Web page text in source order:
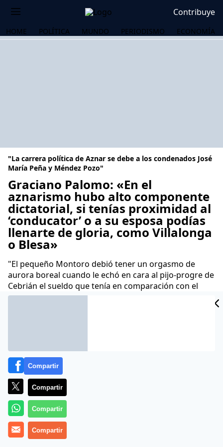
Contribuye
HOME POLÍTICA MUNDO PERIODISMO ECONOMÍA
"La carrera política de Aznar se debe a los condenados José
María Peña y Méndez Pozo"
Graciano Palomo: «En el
aznarismo hubo alto componente
dictatorial, si tenías proximidad al
‘conducator’ o a su esposa podías
llenarte de gloria, como Villalonga
o Blesa»
"El pequeño Montoro debió tener un orgasmo de
aurora boreal cuando le echó en cara al pijo-progre de
Cebrián el sueldo que tenía en comparación con el
suyo"
Compartir
Compartir
Compartir
Compartir